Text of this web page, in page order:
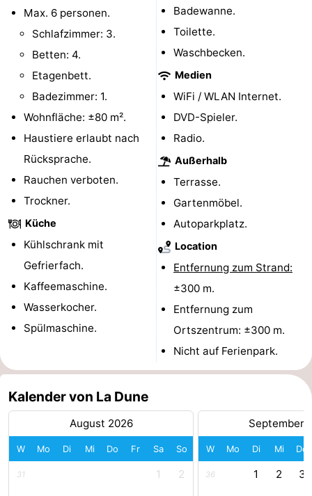
Ringstechen
Zoutelande
Actief
Praktisch
Forum
Route
Parken
Reisebuchshop
Medizin
Adressen
Region
Zeeland
Schouwen-
Duiveland
-
Renesse
-
Brouwershaven
-
Zierikzee
-
Max. 6 personen.
Schlafzimmer: 3.
Betten: 4.
Etagenbett.
Badezimmer: 1.
Wohnfläche: ±80 m².
Haustiere erlaubt nach
Rücksprache.
Rauchen verboten.
Trockner.
Küche
Kühlschrank mit
Gefrierfach.
Kaffeemaschine.
Wasserkocher.
Spülmaschine.
Badewanne.
Toilette.
Waschbecken.
Medien
WiFi / WLAN Internet.
DVD-Spieler.
Radio.
Außerhalb
Terrasse.
Gartenmöbel.
Autoparkplatz.
Location
Entfernung zum Strand:
±300 m.
Entfernung zum
Ortszentrum: ±300 m.
Nicht auf Ferienpark.
Kalender von La Dune
August 2026
W Mo Di Mi Do Fr Sa So
31 1 2
September
W Mo Di Mi Do
36 1 2 3